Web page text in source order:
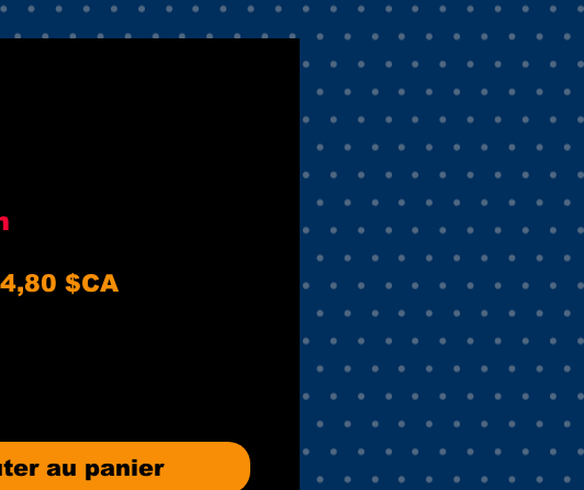
4,80 $CAPrix
au panier